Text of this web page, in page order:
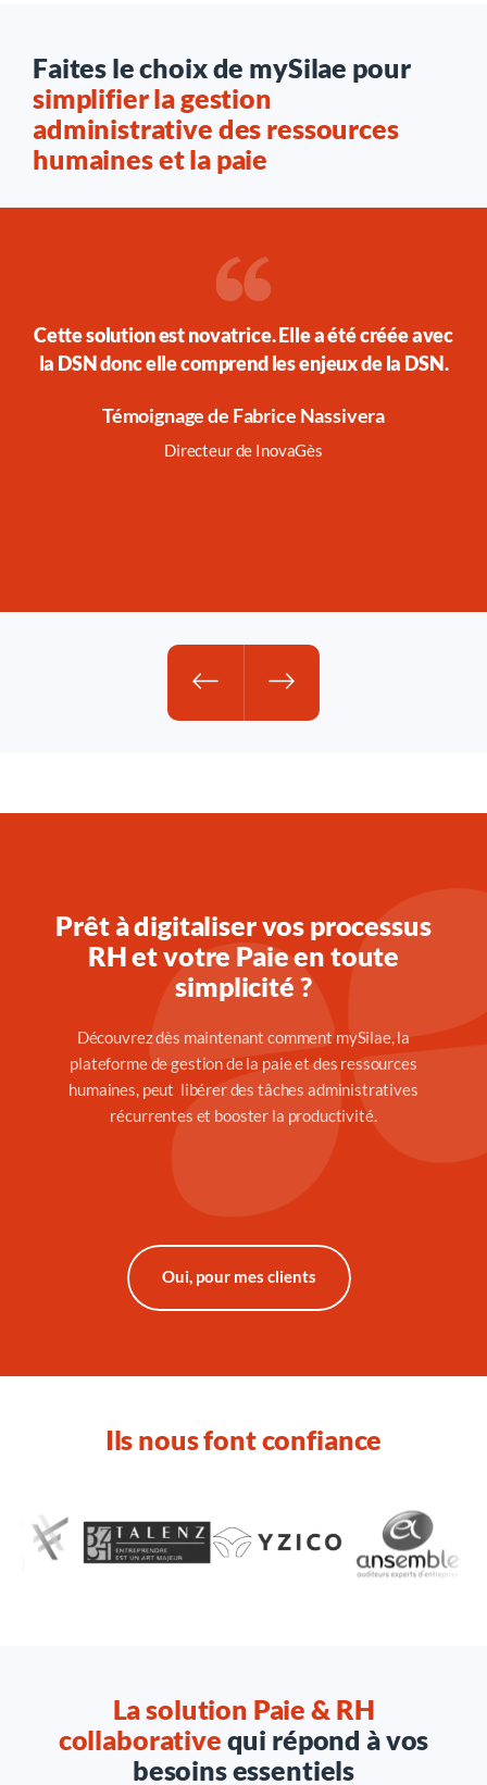
Faites le choix de mySilae pour
simplifier la gestion
administrative des ressources
humaines et la paie
Cette solution est novatrice. Elle a été créée avec
la DSN donc elle comprend les enjeux de la DSN.
Témoignage de Fabrice Nassivera
Directeur de InovaGès
Prêt à digitaliser vos processus
RH et votre Paie en toute
simplicité ?
Découvrez dès maintenant comment mySilae, la
plateforme de gestion de la paie et des ressources
humaines, peut libérer des tâches administratives
récurrentes et booster la productivité.
Oui, pour mes clients
Ils nous font confiance
La solution Paie & RH
collaborative qui répond à vos
besoins essentiels